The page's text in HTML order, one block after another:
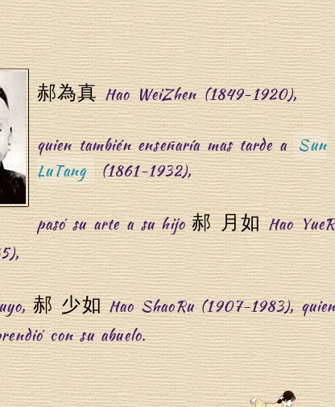
郝為真Hao WeiZhen (1849-1920),
quien también enseñaría mas tarde a Sun
LuTang (1861-1932),
pasó su arte a su hijo郝 月如Hao
郝 少如Hao ShaoRu (1907-1983),
con su abuelo.